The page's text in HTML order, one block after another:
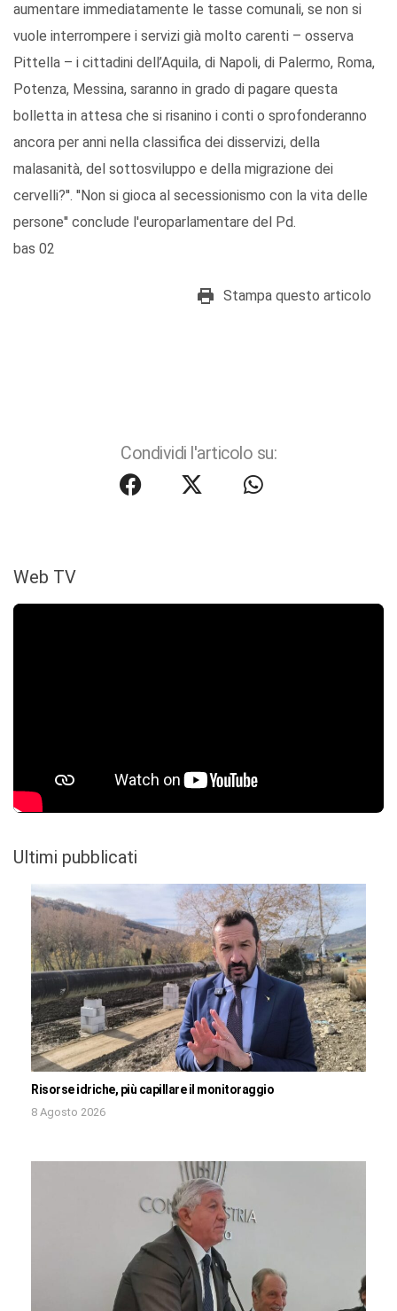
aumentare immediatamente le tasse comunali, se non si
vuole interrompere i servizi già molto carenti – osserva
Pittella – i cittadini dell’Aquila, di Napoli, di Palermo, Roma,
Potenza, Messina, saranno in grado di pagare questa
bolletta in attesa che si risanino i conti o sprofonderanno
ancora per anni nella classifica dei disservizi, della
malasanità, del sottosviluppo e della migrazione dei
cervelli?''. ''Non si gioca al secessionismo con la vita delle
persone'' conclude l'europarlamentare del Pd.
bas 02
Stampa questo articolo
Condividi l'articolo su:
Web TV
Ultimi pubblicati
Risorse idriche, più capillare il monitoraggio
8 Agosto 2026